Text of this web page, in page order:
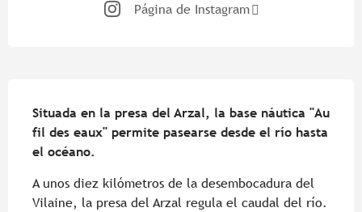
Página de Instagram
Situada en la presa del Arzal, la base náutica "Au
fil des eaux" permite pasearse desde el río hasta
el océano.
A unos diez kilómetros de la desembocadura del
Vilaine, la presa del Arzal regula el caudal del río.